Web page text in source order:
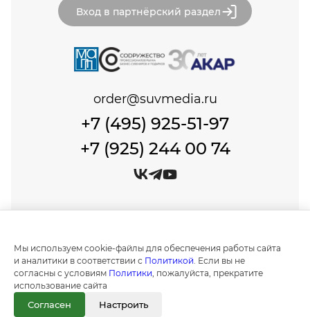
Вход в партнёрский раздел
+7 (495) 925-51-97
+7 (925) 244 00 74
order@suvmedia.ru
Политика обработки персональных данных
Создание и продвижение сайтов в
Москве "IT Expert Group"
Информация на сайте носит ознакомительный
характер и не является публичной офертой, как
Мы используем cookie-файлы для обеспечения работы сайта
и аналитики в соответствии с Политикой . Если вы не
согласны с условиям Политики , пожалуйста, прекратите
использование сайта
Согласен Настроить